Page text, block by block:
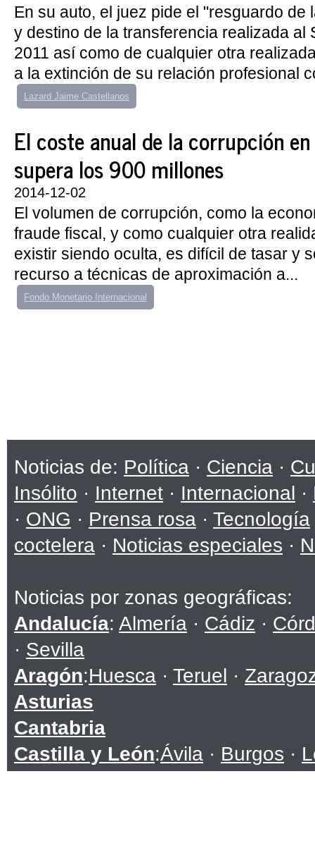
En su auto, el juez pide el "resguardo de
y destino de la transferencia realizada al
2011 así como de cualquier otra
a la extinción de su relación profesional
Lazard Jaime Castellanos
El coste anual de la corrupción
supera los 900 millones
2014-12-02
El volumen de corrupción, como la
fraude fiscal, y como cualquier otra
existir siendo oculta, es difícil de tasar y
recurso a técnicas de aproximación a...
Fondo Monetario Internacional
Noticias de: Política · Ciencia ·
Insólito · Internet · Internacional ·
· ONG · Prensa rosa · Tecnología
coctelera · Noticias especiales ·
Noticias por zonas geográficas:
Andalucía: Almería · Cádiz ·
· Sevilla
Aragón:Huesca · Teruel ·
Asturias
Cantabria
Castilla y León:Ávila · Burgos ·